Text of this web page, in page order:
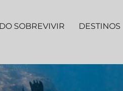
SOBREVIVIR DESTINOS